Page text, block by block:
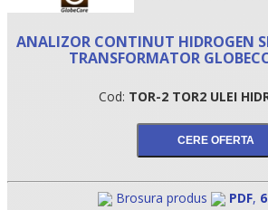
ANALIZOR CONTINUT HIDROGEN
TRANSFORMATOR
Cod: TOR-2 TOR2 ULEI
Brosura produs PDF,